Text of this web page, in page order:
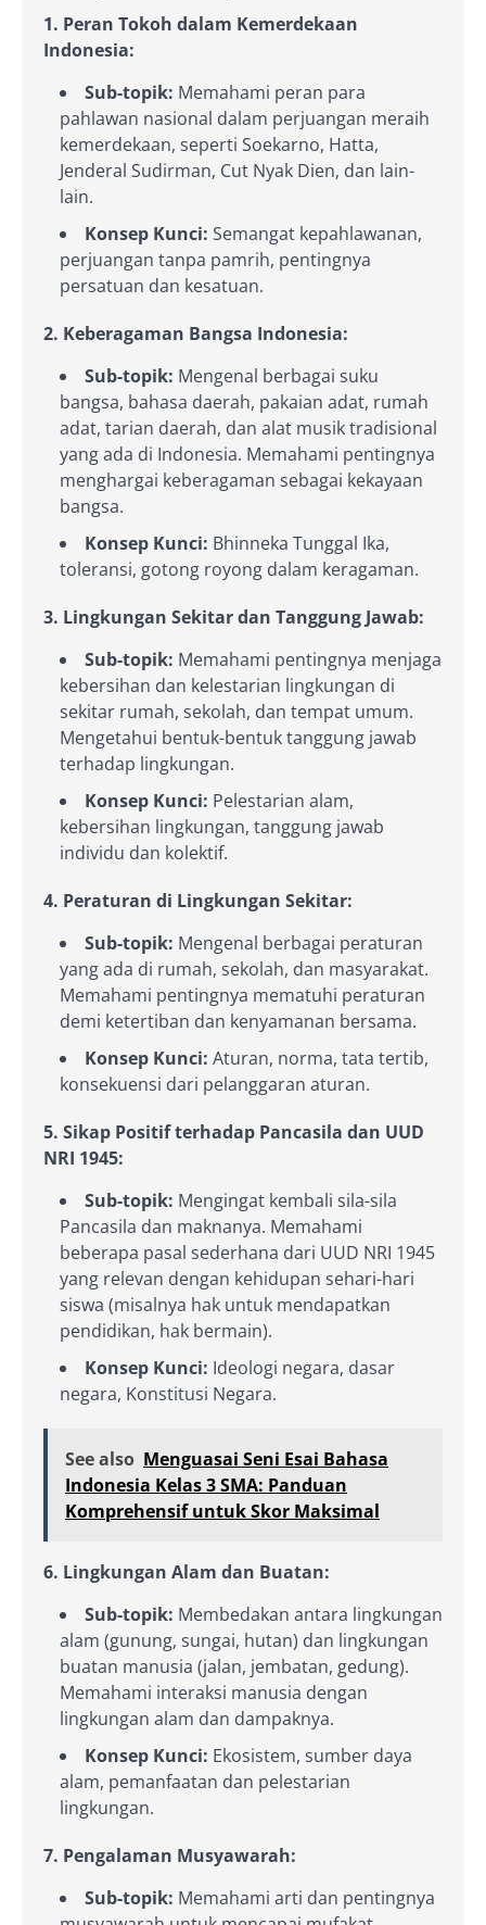
1. Peran Tokoh dalam Kemerdekaan
Indonesia:
Sub-topik: Memahami peran para
pahlawan nasional dalam perjuangan meraih
kemerdekaan, seperti Soekarno, Hatta,
Jenderal Sudirman, Cut Nyak Dien, dan lain-
lain.
Konsep Kunci: Semangat kepahlawanan,
perjuangan tanpa pamrih, pentingnya
persatuan dan kesatuan.
2. Keberagaman Bangsa Indonesia:
Sub-topik: Mengenal berbagai suku
bangsa, bahasa daerah, pakaian adat, rumah
adat, tarian daerah, dan alat musik tradisional
yang ada di Indonesia. Memahami pentingnya
menghargai keberagaman sebagai kekayaan
bangsa.
Konsep Kunci: Bhinneka Tunggal Ika,
toleransi, gotong royong dalam keragaman.
3. Lingkungan Sekitar dan Tanggung Jawab:
Sub-topik: Memahami pentingnya menjaga
kebersihan dan kelestarian lingkungan di
sekitar rumah, sekolah, dan tempat umum.
Mengetahui bentuk-bentuk tanggung jawab
terhadap lingkungan.
Konsep Kunci: Pelestarian alam,
kebersihan lingkungan, tanggung jawab
individu dan kolektif.
4. Peraturan di Lingkungan Sekitar:
Sub-topik: Mengenal berbagai peraturan
yang ada di rumah, sekolah, dan masyarakat.
Memahami pentingnya mematuhi peraturan
demi ketertiban dan kenyamanan bersama.
Konsep Kunci: Aturan, norma, tata tertib,
konsekuensi dari pelanggaran aturan.
5. Sikap Positif terhadap Pancasila dan UUD
NRI 1945:
Sub-topik: Mengingat kembali sila-sila
Pancasila dan maknanya. Memahami
beberapa pasal sederhana dari UUD NRI 1945
yang relevan dengan kehidupan sehari-hari
siswa (misalnya hak untuk mendapatkan
pendidikan, hak bermain).
Konsep Kunci: Ideologi negara, dasar
negara, Konstitusi Negara.
See also Menguasai Seni Esai Bahasa
Indonesia Kelas 3 SMA: Panduan
Komprehensif untuk Skor Maksimal
6. Lingkungan Alam dan Buatan:
Sub-topik: Membedakan antara lingkungan
alam (gunung, sungai, hutan) dan lingkungan
buatan manusia (jalan, jembatan, gedung).
Memahami interaksi manusia dengan
lingkungan alam dan dampaknya.
Konsep Kunci: Ekosistem, sumber daya
alam, pemanfaatan dan pelestarian
lingkungan.
7. Pengalaman Musyawarah:
Sub-topik: Memahami arti dan pentingnya